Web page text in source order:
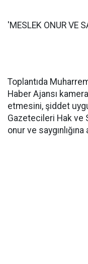
'MESLEK ONUR VE
Toplantıda
Haber Ajansı
etmesini, şiddet
Gazetecileri Hak ve
onur ve